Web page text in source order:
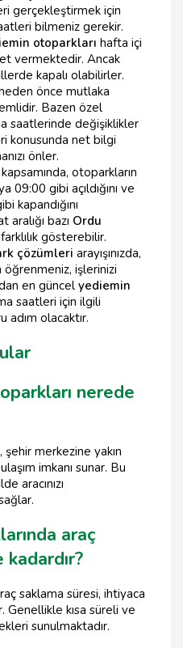
gerçekleştirmek için
bilmeniz gerekir.
otoparkları hafta içi
vermektedir. Ancak
kapalı olabilirler.
önce mutlaka
Bazen özel
saatlerinde değişiklikler
konusunda net bilgi
önler.
kapsamında, otoparkların
gibi açıldığını ve
kapandığını
bazı Ordu
gösterebilir.
çözümleri arayışınızda,
öğrenmeniz, işlerinizi
en güncel yediemin
saatleri için ilgili
adım olacaktır.
nerede
merkezine yakın
imkanı sunar. Bu
aracınızı
araç
saklama süresi, ihtiyaca
kısa süreli ve
sunulmaktadır.